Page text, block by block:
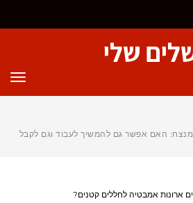
שלי
האם אפשר גם להמשיך לעבוד וגם לקבל
ארונות אמבטיה לחללים קטנים?